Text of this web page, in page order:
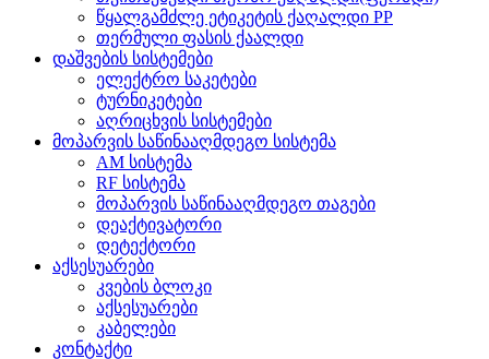
წყალგამძლე ეტიკეტის ქაღალდი PP
თერმული ფასის ქაალდი
დაშვების სისტემები
ელექტრო საკეტები
ტურნიკეტები
აღრიცხვის სისტემები
მოპარვის საწინააღმდეგო სისტემა
AM სისტემა
RF სისტემა
მოპარვის საწინააღმდეგო თაგები
დეაქტივატორი
დეტექტორი
აქსესუარები
კვების ბლოკი
აქსესუარები
კაბელები
კონტაქტი